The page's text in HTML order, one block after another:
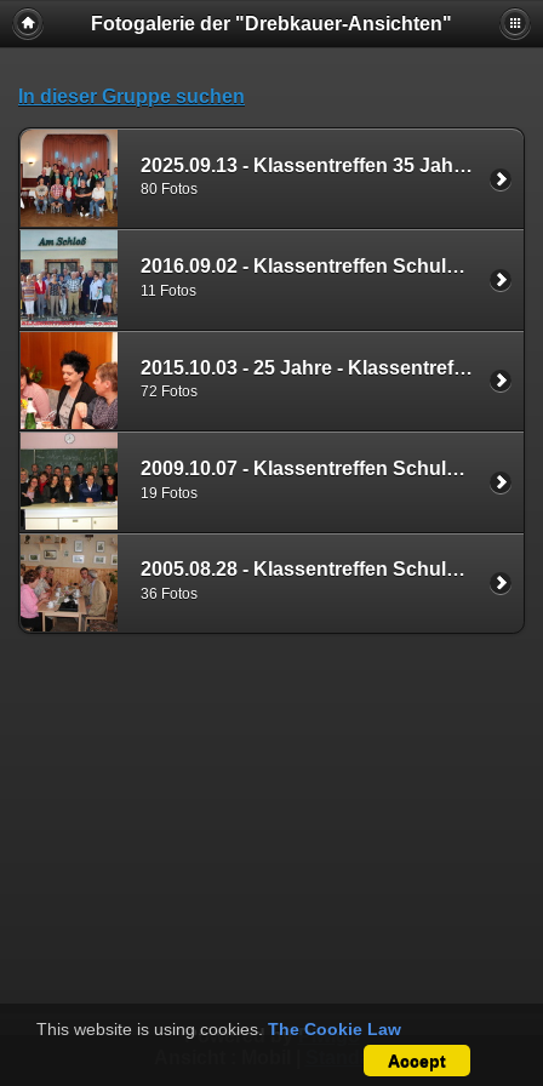
Fotogalerie der "Drebkauer-Ansichten"
In dieser Gruppe suchen
2025.09.13 - Klassentreffen 35 Jahre inkl. Erinnerungen
80 Fotos
2016.09.02 - Klassentreffen Schulabgänger 1950
11 Fotos
2015.10.03 - 25 Jahre - Klassentreffen Schulabgänger 1990
72 Fotos
2009.10.07 - Klassentreffen Schulabgänger 1989
19 Fotos
2005.08.28 - Klassentreffen Schulabgänger 1965
36 Fotos
This website is using cookies. The Cookie Law
Accept
Powered byPiwigo
Standard